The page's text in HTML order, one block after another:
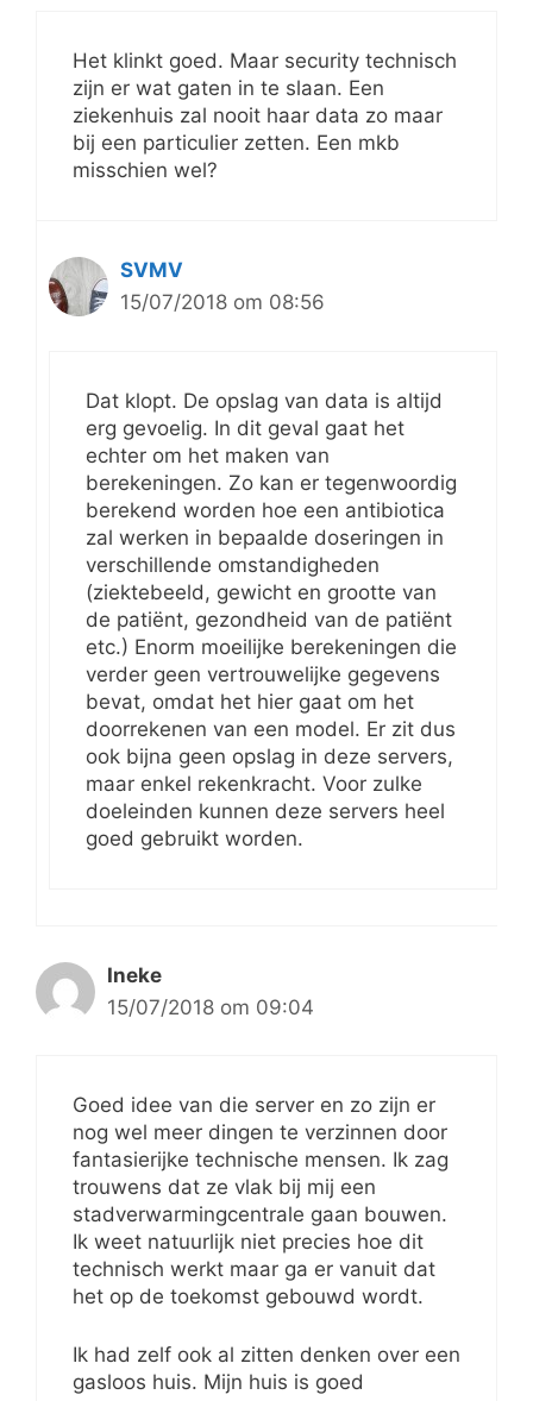
Het klinkt goed. Maar security technisch
zijn er wat gaten in te slaan. Een
ziekenhuis zal nooit haar data zo maar
bij een particulier zetten. Een mkb
misschien wel?
SVMV
15/07/2018 om 08:56
Dat klopt. De opslag van data is altijd
erg gevoelig. In dit geval gaat het
echter om het maken van
berekeningen. Zo kan er tegenwoordig
berekend worden hoe een antibiotica
zal werken in bepaalde doseringen in
verschillende omstandigheden
(ziektebeeld, gewicht en grootte van
de patiënt, gezondheid van de patiënt
etc.) Enorm moeilijke berekeningen die
verder geen vertrouwelijke gegevens
bevat, omdat het hier gaat om het
doorrekenen van een model. Er zit dus
ook bijna geen opslag in deze servers,
maar enkel rekenkracht. Voor zulke
doeleinden kunnen deze servers heel
goed gebruikt worden.
Ineke
15/07/2018 om 09:04
Goed idee van die server en zo zijn er
nog wel meer dingen te verzinnen door
fantasierijke technische mensen. Ik zag
trouwens dat ze vlak bij mij een
stadverwarmingcentrale gaan bouwen.
Ik weet natuurlijk niet precies hoe dit
technisch werkt maar ga er vanuit dat
het op de toekomst gebouwd wordt.
Ik had zelf ook al zitten denken over een
gasloos huis. Mijn huis is goed